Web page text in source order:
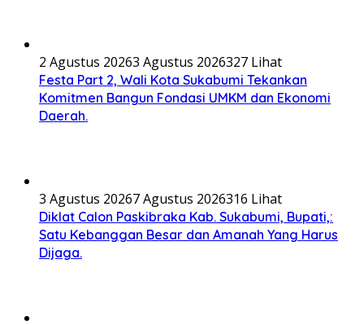
2 Agustus 20263 Agustus 2026327 Lihat
Festa Part 2, Wali Kota Sukabumi Tekankan
Komitmen Bangun Fondasi UMKM dan Ekonomi
Daerah.
3 Agustus 20267 Agustus 2026316 Lihat
Diklat Calon Paskibraka Kab. Sukabumi, Bupati,:
Satu Kebanggan Besar dan Amanah Yang Harus
Dijaga.